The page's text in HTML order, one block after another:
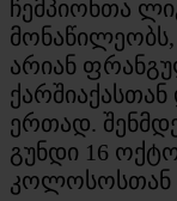
ჩემპიონთა
არიან
ერთად.
გუნდი 16
კოლოსოსთან